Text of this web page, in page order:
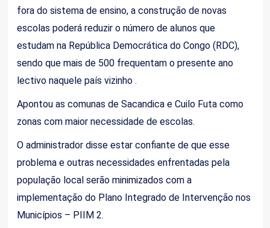
fora do sistema de ensino, a construção de novas
escolas poderá reduzir o número de alunos que
estudam na República Democrática do Congo (RDC),
sendo que mais de 500 frequentam o presente ano
lectivo naquele país vizinho .
Apontou as comunas de Sacandica e Cuilo Futa como
zonas com maior necessidade de escolas.
O administrador disse estar confiante de que esse
problema e outras necessidades enfrentadas pela
população local serão minimizados com a
implementação do Plano Integrado de Intervenção nos
Municípios – PIIM 2.